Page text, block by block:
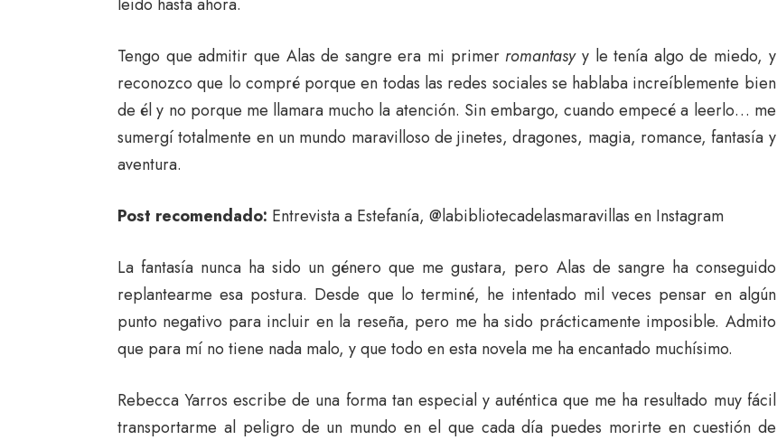
Tengo que admitir que Alas de sangre era mi primerromantasyy le tenía algo de miedo, y
reconozco que lo compré porque en todas las redes sociales se hablaba increíblemente bien
de él y no porque me llamara mucho la atención. Sin embargo, cuando empecé a leerlo… me
sumergí totalmente en un mundo maravilloso de jinetes, dragones, magia, romance, fantasía y
aventura.
Post recomendado: Entrevista a Estefanía, @labibliotecadelasmaravillas en Instagram
La fantasía nunca ha sido un género que me gustara, pero Alas de sangre ha conseguido
replantearme esa postura. Desde que lo terminé, he intentado mil veces pensar en algún
punto negativo para incluir en la reseña, pero me ha sido prácticamente imposible. Admito
que para mí no tiene nada malo, y que todo en esta novela me ha encantado muchísimo.
Rebecca Yarros escribe de una forma tan especial y auténtica que me ha resultado muy fácil
transportarme al peligro de un mundo en el que cada día puedes morirte en cuestión de